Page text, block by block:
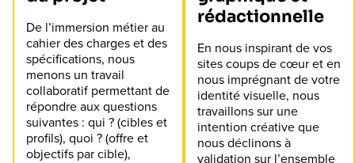
De l’immersion métier au
cahier des charges et des
spécifications, nous
menons un travail
collaboratif permettant de
répondre aux questions
suivantes : qui ? (cibles et
profils), quoi ? (offre et
objectifs par cible),
rédactionnelle
En nous inspirant de vos
sites coups de cœur et en
nous imprégnant de votre
identité visuelle, nous
travaillons sur une
intention créative que
nous déclinons à
validation sur l’ensemble